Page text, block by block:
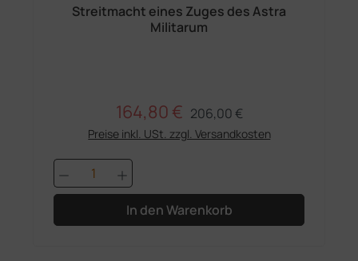
Streitmacht eines Zuges des Astra
Militarum
Verkaufspreis:
164,80 € Regulärer Preis:
206,00 €
Preise inkl. USt. zzgl. Versandkosten
Produkt Anzahl: Gib den
In den Warenkorb